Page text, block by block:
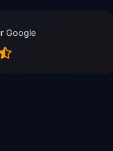
Google